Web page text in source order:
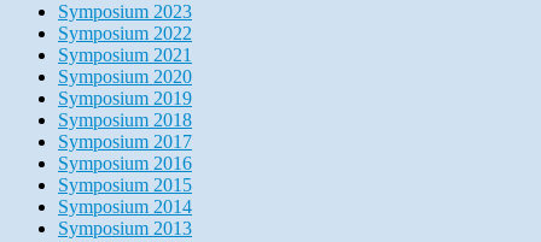
Symposium 2023
Symposium 2022
Symposium 2021
Symposium 2020
Symposium 2019
Symposium 2018
Symposium 2017
Symposium 2016
Symposium 2015
Symposium 2014
Symposium 2013